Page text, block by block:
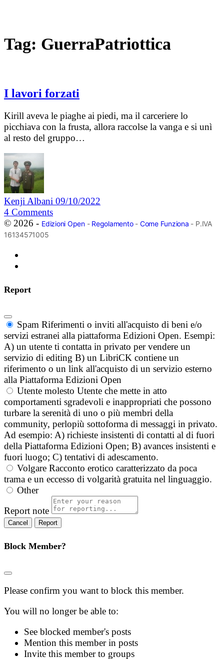
Tag: GuerraPatriottica
I lavori forzati
Kirill aveva le piaghe ai piedi, ma il carceriere lo
picchiava con la frusta, allora raccolse la vanga e si unì
al resto del gruppo…
Kenji Albani 09/10/2022
4 Comments
© 2026 - Edizioni Open- Regolamento- Come Funziona - P.IVA
16134571005
Report
Spam Riferimenti o inviti all'acquisto di beni e/o
servizi estranei alla piattaforma Edizioni Open. Esempi:
A) un utente ti contatta in privato per vendere un
servizio di editing B) un LibriCK contiene un
riferimento o un link all'acquisto di un servizio esterno
alla Piattaforma Edizioni Open
Utente molesto Utente che mette in atto
comportamenti sgradevoli e inappropriati che possono
turbare la serenità di uno o più membri della
community, perlopiù sottoforma di messaggi in privato.
Ad esempio: A) richieste insistenti di contatti al di fuori
della Piattaforma Edizioni Open; B) avances insistenti e
fuori luogo; C) tentativi di adescamento.
Volgare Racconto erotico caratterizzato da poca
trama e un eccesso di volgarità gratuita nel linguaggio.
Other
Report note
Report
Block Member?
Please confirm you want to block this member.
You will no longer be able to:
See blocked member's posts
Mention this member in posts
Invite this member to groups